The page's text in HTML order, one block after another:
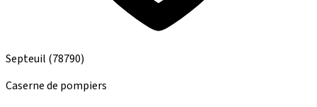
Septeuil (78790)
Caserne de pompiers